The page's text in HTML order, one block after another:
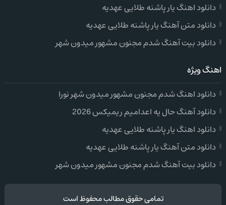
دانلود اهنگ یار پاشنه طلایی عهدیه
دانلود متن آهنگ یار پاشنه طلایی عهدیه
دانلود بیت آهنگ شدم مجنون مشهور میدون شهر
اهنگ ویژه
دانلود اهنگ شدم مجنون مشهور میدون شهر نورا
دانلود آهنگ حال یه اعدامیم ریمیکس 2026
دانلود اهنگ یار پاشنه طلایی عهدیه
دانلود متن آهنگ یار پاشنه طلایی عهدیه
دانلود بیت آهنگ شدم مجنون مشهور میدون شهر
تمامی حقوق مطالب محفوظ است